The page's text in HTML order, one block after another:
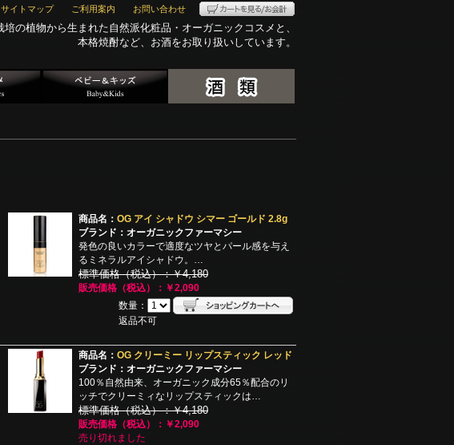
サイトマップ ご利用案内 お問い合わせ
培の植物から生まれた自然派化粧品・オーガニックコスメと、
本格焼酎など、お酒をお取り扱いしています。
商品名： OG アイ シャドウ シマー ゴールド 2.8g
ブランド：オーガニックファーマシー
発色の良いカラーで適度なツヤとパール感を与え
るミネラルアイシャドウ。…
標準価格（税込）：￥4,180
販売価格（税込）：￥2,090
数量：
返品不可
商品名： OG クリーミー リップスティック レッド
ブランド：オーガニックファーマシー
100％自然由来、オーガニック成分65％配合のリ
ッチでクリーミィなリップスティックは…
標準価格（税込）：￥4,180
販売価格（税込）：￥2,090
売り切れました